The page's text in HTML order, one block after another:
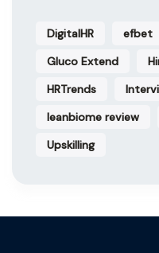
DigitalHR efbet
Gluco Extend
HRTrends
leanbiome review
Upskilling